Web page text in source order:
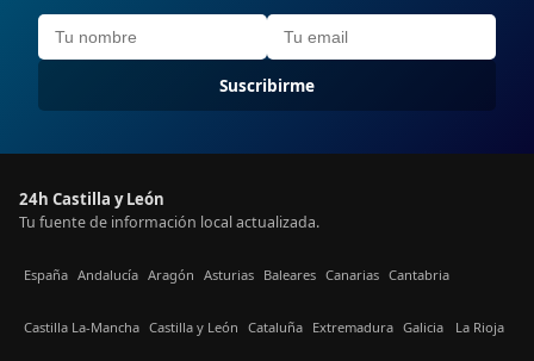
Suscribirme
24h Castilla y León
Tu fuente de información local actualizada.
España Andalucía Aragón Asturias Baleares Canarias Cantabria
Castilla La-Mancha Castilla y León Cataluña Extremadura Galicia La Rioja